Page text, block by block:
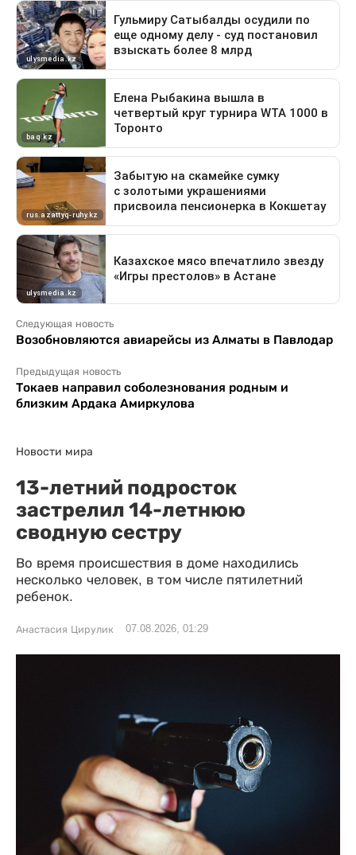
Следующая новость
Возобновляются авиарейсы из Алматы в Павлодар
Предыдущая новость
Токаев направил соболезнования родным и
близким Ардака Амиркулова
Новости мира
13-летний подросток
застрелил 14-летнюю
сводную сестру
Во время происшествия в доме находились
несколько человек, в том числе пятилетний
ребенок.
Анастасия Цирулик 07.08.2026, 01:29